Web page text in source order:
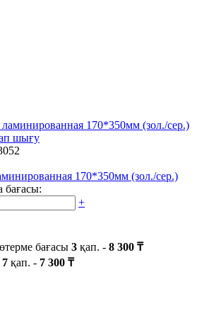
шығу
170*350мм (зол./сер.)
бағасы:
+
бағасы 3 қап. - 8 300 ₸
7 қап. - 7 300 ₸